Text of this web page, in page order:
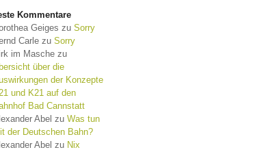
Kommentare
Geiges zu Sorry
Carlezu Sorry
im Maschezu
über die
der Konzepte
und K21 auf den
Bad Cannstatt
Abel zu Was tun
der Deutschen Bahn?
Abel zu Nix